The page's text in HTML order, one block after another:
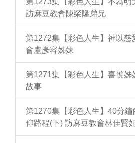
訪麻豆教會陳榮隆弟兄
第1272集【彩色人生】神以慈
會盧彥容姊妹
第1271集【彩色人生】喜悅姊
故事
第1270集【彩色人生】40分
仰路程(下) 訪麻豆教會林佳賢